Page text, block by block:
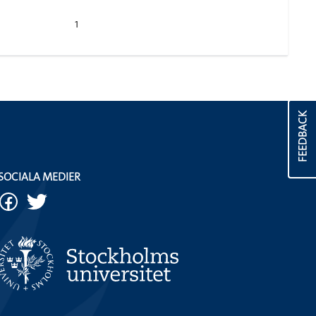
1
FEEDBACK
MEDIER